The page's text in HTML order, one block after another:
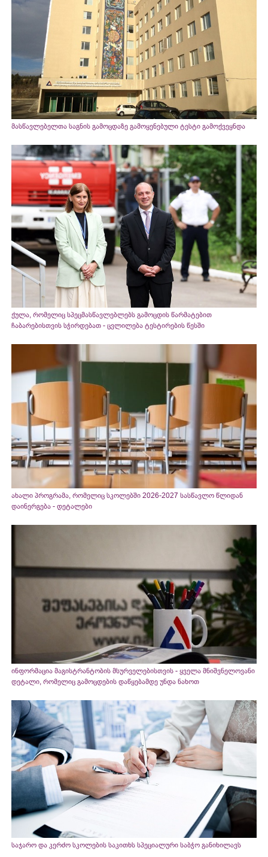
მასწავლებელთა საგნის გამოცდაზე გამოყენებული ტესტი გამოქვეყნდა
ქულა, რომელიც სპეცმასწავლებლებს გამოცდის წარმატებით
ჩაბარებისთვის სჭირდებათ - ცვლილება ტესტირების წესში
ახალი პროგრამა, რომელიც სკოლებში 2026-2027 სასწავლო წლიდან
დაინერგება - დეტალები
ინფორმაცია მაგისტრანტობის მსურველებისთვის - ყველა მნიშვნელოვანი
დეტალი, რომელიც გამოცდების დაწყებამდე უნდა ნახოთ
საჯარო და კერძო სკოლების საკითხს სპეციალური საბჭო განიხილავს